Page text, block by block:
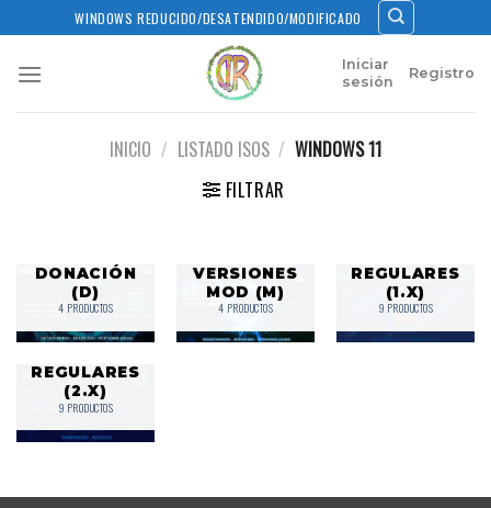
to
content
WINDOWS REDUCIDO/DESATENDIDO/MODIFICADO
Iniciar
sesión
Registro
INICIO / LISTADO ISOS / WINDOWS 11
FILTRAR
DONACIÓN
(D)
4 PRODUCTOS
VERSIONES
MOD (M)
4 PRODUCTOS
REGULARES
(1.X)
9 PRODUCTOS
REGULARES
(2.X)
9 PRODUCTOS